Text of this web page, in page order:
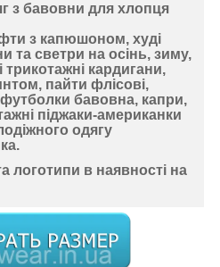
з бавовни для хлопця
з капюшоном, худі
та светри на осінь, зиму,
трикотажні кардигани,
пайти флісові,
бавовна, капри,
піджаки-американки
одягу
логотипи в наявності на